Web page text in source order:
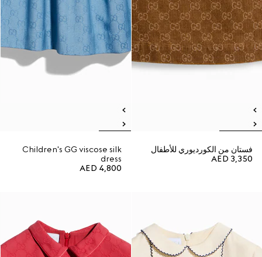
فستان من الكورديوري للأطفال
AED 3,350
Children's GG viscose silk
dress
AED 4,800